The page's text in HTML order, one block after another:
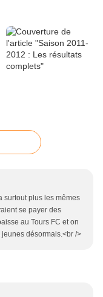
surtout plus les mêmes
se payer des
au Tours FC et on
désormais.<br />